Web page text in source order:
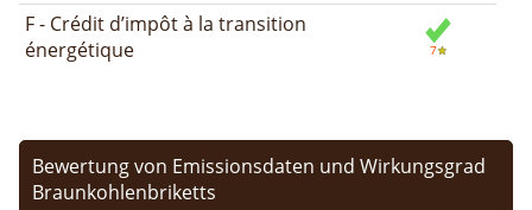
F - Crédit d’impôt à la transition
énergétique
Bewertung von Emissionsdaten und Wirkungsgrad
Braunkohlenbriketts